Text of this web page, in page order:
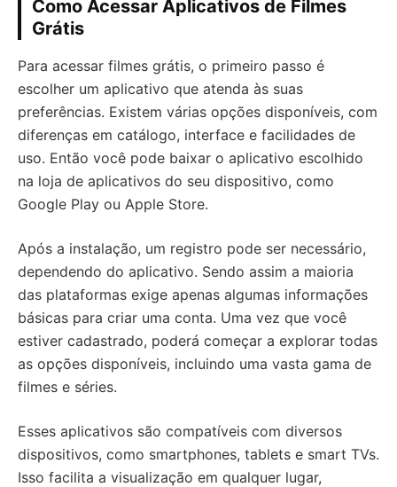
Como Acessar Aplicativos de Filmes
Grátis
Para acessar filmes grátis, o primeiro passo é
escolher um aplicativo que atenda às suas
preferências. Existem várias opções disponíveis, com
diferenças em catálogo, interface e facilidades de
uso. Então você pode baixar o aplicativo escolhido
na loja de aplicativos do seu dispositivo, como
Google Play ou Apple Store.
Após a instalação, um registro pode ser necessário,
dependendo do aplicativo. Sendo assim a maioria
das plataformas exige apenas algumas informações
básicas para criar uma conta. Uma vez que você
estiver cadastrado, poderá começar a explorar todas
as opções disponíveis, incluindo uma vasta gama de
filmes e séries.
Esses aplicativos são compatíveis com diversos
dispositivos, como smartphones, tablets e smart TVs.
Isso facilita a visualização em qualquer lugar,